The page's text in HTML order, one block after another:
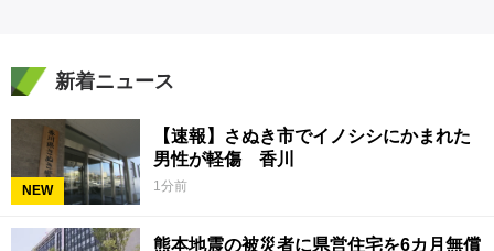
新着ニュース
NEW
【速報】さぬき市でイノシシにかまれた
男性が軽傷 香川
1分前
熊本地震の被災者に県営住宅を6カ月無償